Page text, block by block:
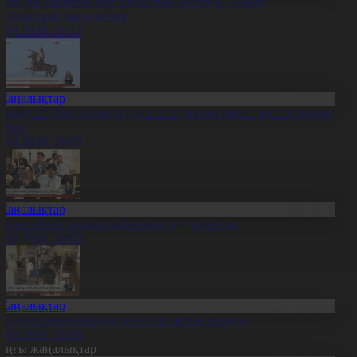
жаңа кезеңі
20:12
Партиялар үгіт-насихат жұмыстарын жалғастырып
20:05
сайлауына дайындық пысықталды
20:02
да тамыз айында да аптап ыстық болады
20:00
жаңалықтар